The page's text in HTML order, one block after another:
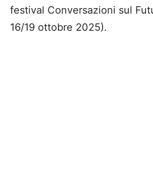
festival Conversazioni sul
16/19 ottobre 2025).